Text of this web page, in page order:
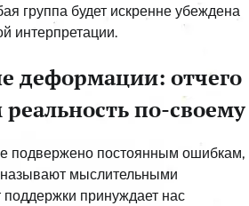
группа будет искренне убеждена
интерпретации.
деформации: отчего
по-своему
подвержено постоянным ошибкам,
мыслительными
принуждает нас